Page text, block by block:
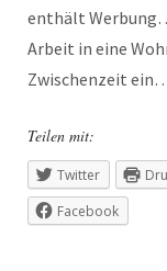
enthält
Arbeit in eine
Zwischenzeit
Teilen mit:
Twitter
Facebook